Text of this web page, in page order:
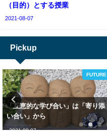
（目的）とする授業
2021-08-07
Pickup
TEAMWORK
礼儀作法は、全ての人が安心して
楽しく生活できる「幸福の鍵」
2021-08-18